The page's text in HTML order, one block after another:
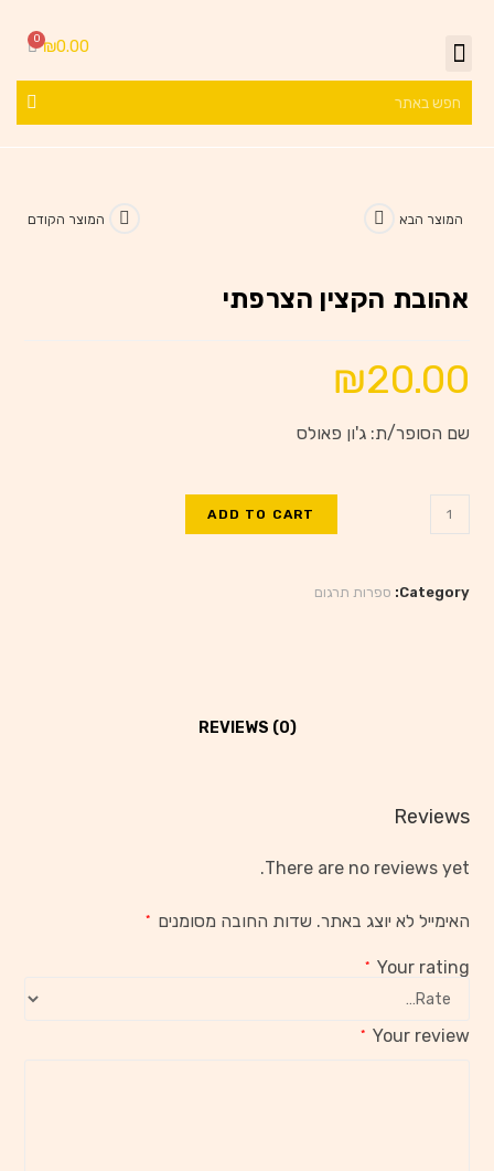
₪0.00
המוצר הקודם המוצר הבא
אהובת הקצין הצרפתי
₪20.00
שם הסופר/ת: ג'ון פאולס
ADD TO CART
Category: ספרות תרגום
REVIEWS (0)
Reviews
There are no reviews yet.
האימייל לא יוצג באתר. שדות החובה מסומנים *
Your rating
*
Your review
*